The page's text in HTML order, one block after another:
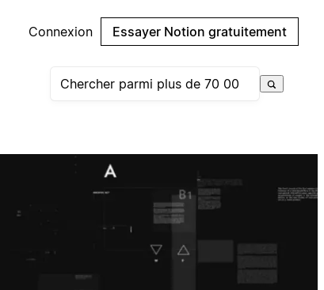
Connexion Essayer Notion gratuitement